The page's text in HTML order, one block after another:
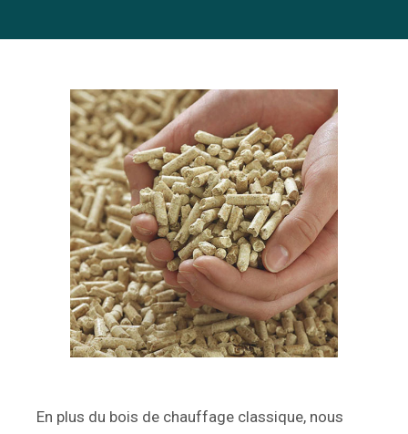
En plus du bois de chauffage classique, nous